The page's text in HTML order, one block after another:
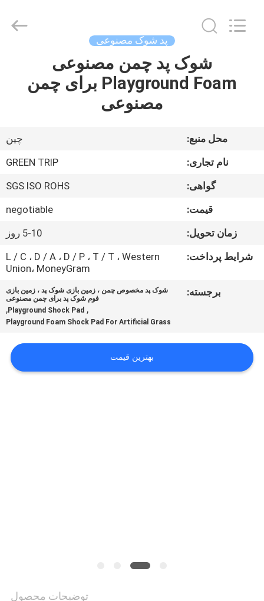
اصلی
درباره
کارخانه
کیفیت
ما
تماس
Copyright
پد شوک مصنوعی
شوک پد چمن مصنوعی
Playground Foam برای چمن
مصنوعی
محل منبع:
چین
نام تجاری:
GREEN TRIP
گواهی:
SGS ISO ROHS
قیمت:
negotiable
زمان تحویل:
5-10 روز
شرایط پرداخت:
L / C ، D / A ، D / P ، T / T ، Western
Union، MoneyGram
برجسته:
شوک پد مخصوص چمن ، زمین بازی شوک پد ، زمین بازی
فوم شوک پد برای چمن مصنوعی
,
Playground Shock Pad
,
Playground Foam Shock Pad For Artificial Grass
بهترین قیمت
توضیحات محصول